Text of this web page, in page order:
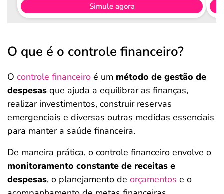
Simule agora
O que é o controle financeiro?
O controle financeiro é um método de gestão de
despesas que ajuda a equilibrar as finanças,
realizar investimentos, construir reservas
emergenciais e diversas outras medidas essenciais
para manter a saúde financeira.
De maneira prática, o controle financeiro envolve o
monitoramento constante de receitas e
despesas, o planejamento de orçamentos e o